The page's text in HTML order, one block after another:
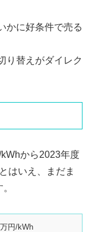
かに好条件で売る
り替えがダイレク
から2023年度
はいえ、まだま
円/kWh